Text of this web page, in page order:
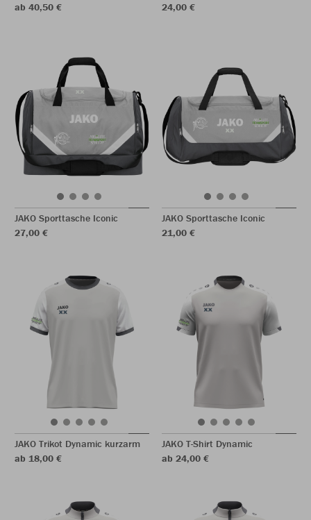
ab 40,50 €
24,00 €
JAKO Sporttasche Iconic
27,00 €
JAKO Sporttasche Iconic
21,00 €
JAKO Trikot Dynamic kurzarm
ab 18,00 €
JAKO T-Shirt Dynamic
ab 24,00 €